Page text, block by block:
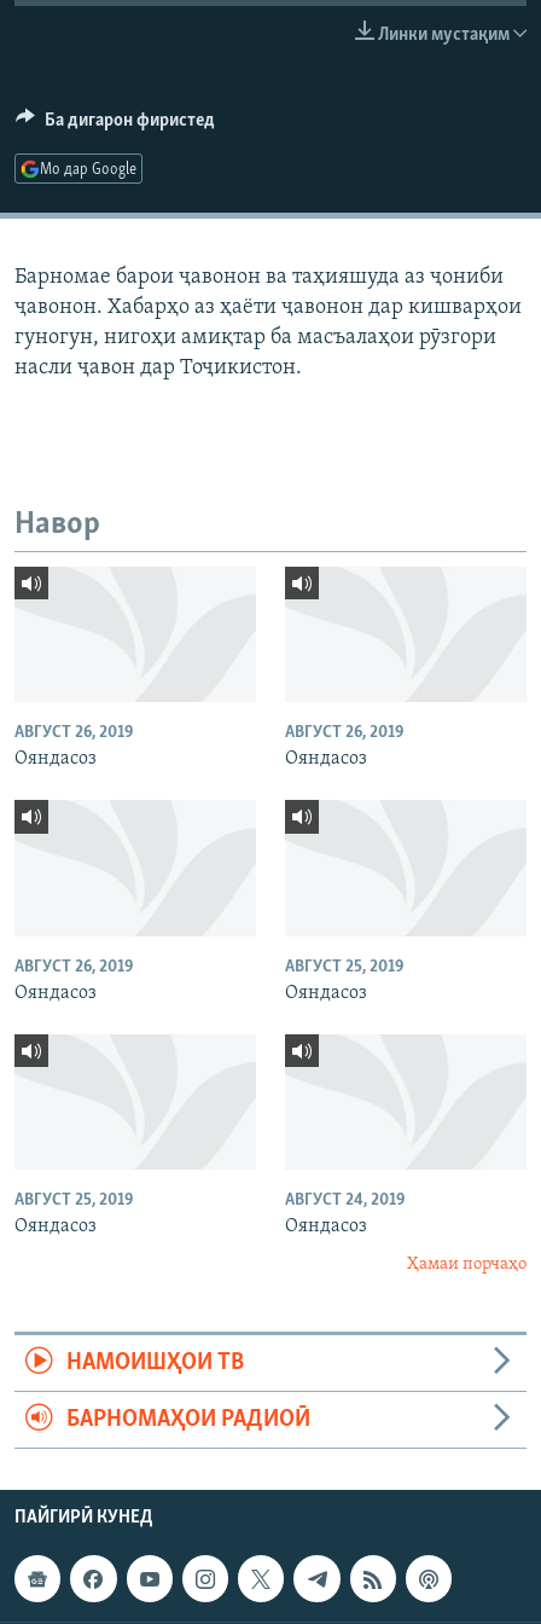
ПАЙГИРӢ КУНЕД
Ҳамаи сомонаҳои RFE/RL
Линки мустақим
Ба дигарон фиристед
Мо дар Google
Барномае барои ҷавонон ва таҳияшуда аз ҷониби
ҷавонон. Хабарҳо аз ҳаёти ҷавонон дар кишварҳои
гуногун, нигоҳи амиқтар ба масъалаҳои рӯзгори
насли ҷавон дар Тоҷикистон.
Навор
АВГУСТ 26, 2019
Ояндасоз
АВГУСТ 26, 2019
Ояндасоз
АВГУСТ 26, 2019
Ояндасоз
АВГУСТ 25, 2019
Ояндасоз
АВГУСТ 25, 2019
Ояндасоз
АВГУСТ 24, 2019
Ояндасоз
Ҳамаи порчаҳо
НАМОИШҲОИ ТВ
БАРНОМАҲОИ РАДИОӢ
ПАЙГИРӢ КУНЕД